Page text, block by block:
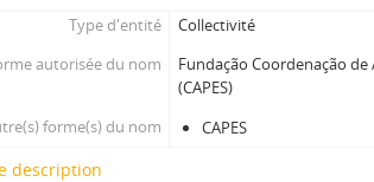
Type d'entité
Collectivité
autorisée du nom
Fundação Coordenação
(CAPES)
forme(s) du nom
CAPES
description